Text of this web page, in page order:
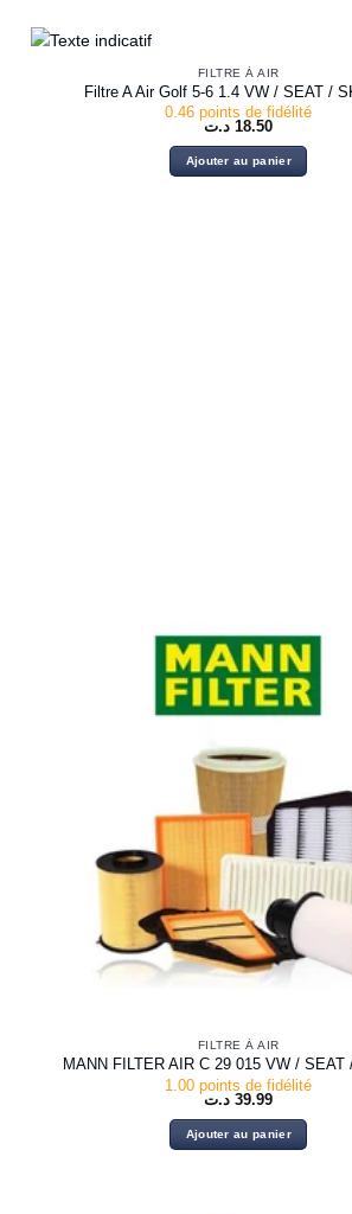
FILTRE À AIR
Filtre A Air Golf 5-6 1.4 VW / SEAT /
0.46 points de fidélité
18.50 د.ت
Ajouter au panier
FILTRE À AIR
MANN FILTER AIR C 29 015 VW / SEAT
1.00 points de fidélité
39.99 د.ت
Ajouter au panier